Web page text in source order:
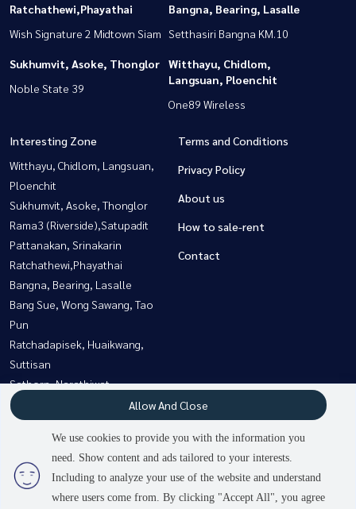
Ratchathewi,Phayathai
Wish Signature 2 Midtown Siam
Bangna, Bearing, Lasalle
Setthasiri Bangna KM.10
Sukhumvit, Asoke, Thonglor
Noble State 39
Witthayu, Chidlom,
Langsuan, Ploenchit
One89 Wireless
Interesting Zone
Witthayu, Chidlom, Langsuan,
Ploenchit
Sukhumvit, Asoke, Thonglor
Rama3 (Riverside),Satupadit
Pattanakan, Srinakarin
Ratchathewi,Phayathai
Bangna, Bearing, Lasalle
Bang Sue, Wong Sawang, Tao
Pun
Ratchadapisek, Huaikwang,
Suttisan
Sathorn, Narathiwat
Siam Paragon
,Chulalongkorn,Samyan
Terms and Conditions
Privacy Policy
About us
How to sale-rent
Contact
Power byLivinginsider.com
We use cookies to provide you with the information you
need. Show content and ads tailored to your interests.
Including to analyze your use of the website and understand
where users come from. By clicking "Accept All", you agree
Allow And Close